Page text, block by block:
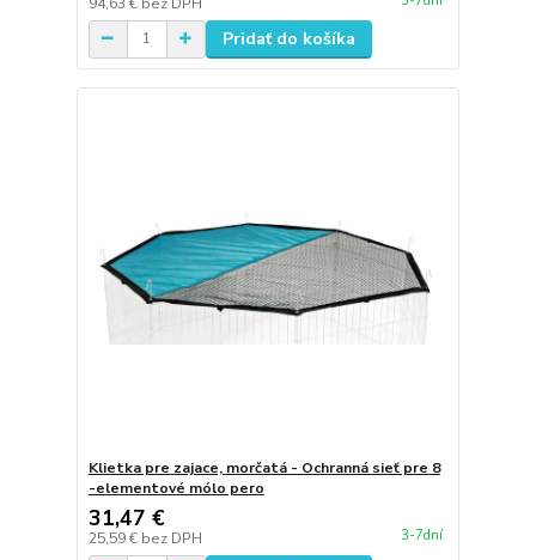
Pridať do košíka
Klietka pre zajace, morčatá - Ochranná sieť pre 8
-elementové mólo pero
31,47 €
25,59 € bez DPH 3-7dní